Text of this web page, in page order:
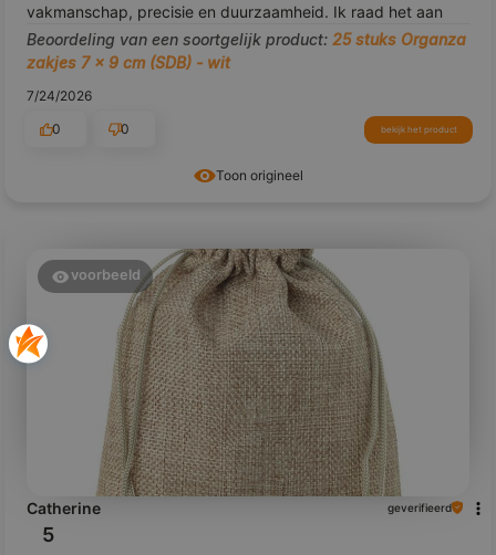
Toon origineel
vakmanschap, precisie en duurzaamheid. Ik raad het aan
Beoordeling van een soortgelijk product: 25 stuks Organza
zakjes 7 x 9 cm (SDB) - wit
7/24/2026
0
0 bekijk het product
voorbeeld
Catherine geverifieerd
5